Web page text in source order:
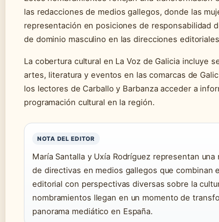
las redacciones de medios gallegos, donde las
representación en posiciones de responsabilidad
de dominio masculino en las direcciones
La cobertura cultural en La Voz de Galicia incluye
artes, literatura y eventos en las comarcas de
los lectores de Carballo y Barbanza acceder a
programación cultural en la región.
NOTA DEL EDITOR
María Santalla y Uxía Rodríguez representan
de directivas en medios gallegos que combinan
editorial con perspectivas diversas sobre la
nombramientos llegan en un momento de
panorama mediático en España.